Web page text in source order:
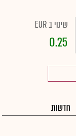
שינוי ב EUR
0.25
חדשות